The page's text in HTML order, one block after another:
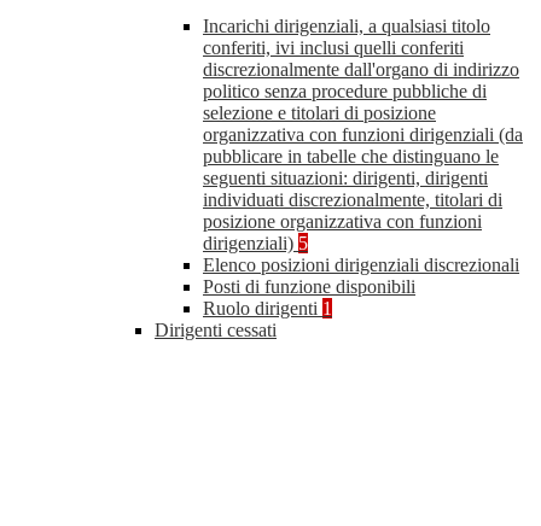
Incarichi dirigenziali, a qualsiasi titolo
conferiti, ivi inclusi quelli conferiti
discrezionalmente dall'organo di indirizzo
politico senza procedure pubbliche di
selezione e titolari di posizione
organizzativa con funzioni dirigenziali (da
pubblicare in tabelle che distinguano le
seguenti situazioni: dirigenti, dirigenti
individuati discrezionalmente, titolari di
posizione organizzativa con funzioni
dirigenziali) 5
Elenco posizioni dirigenziali discrezionali
Posti di funzione disponibili
Ruolo dirigenti 1
Dirigenti cessati